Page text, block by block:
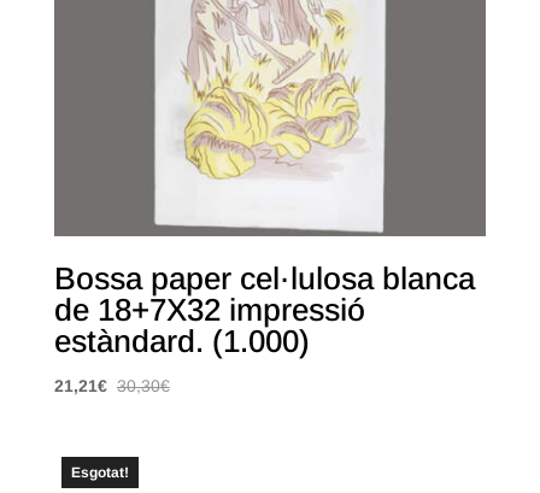
Bossa paper cel·lulosa blanca
de 18+7X32 impressió
estàndard. (1.000)
21,21€ 30,30€
Esgotat!